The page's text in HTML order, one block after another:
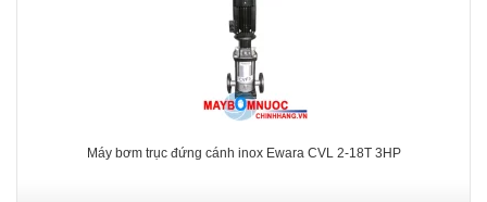
Máy bơm trục đứng cánh inox Ewara CVL 2-18T 3HP